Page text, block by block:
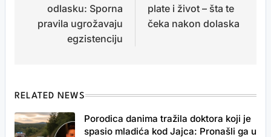
odlasku: Sporna
pravila ugrožavaju
egzistenciju
plate i život – šta te
čeka nakon dolaska
RELATED NEWS
Porodica danima tražila doktora koji je
spasio mladića kod Jajca: Pronašli ga u